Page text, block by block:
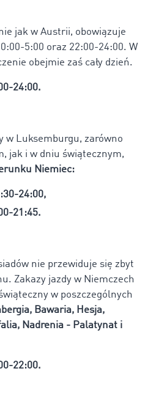
jak w Austrii, obowiązuje
5:00 oraz 22:00-24:00. W
obejmie zaś cały dzień.
24:00.
w Luksemburgu, zarówno
jak i w dniu świątecznym,
Niemiec:
24:00,
21:45.
nie przewiduje się zbyt
Zakazy jazdy w Niemczech
w poszczególnych
Bawaria, Hesja,
Nadrenia - Palatynat i
22:00.